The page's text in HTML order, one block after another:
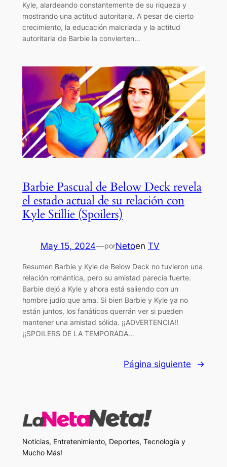
Kyle, alardeando constantemente de su riqueza y
mostrando una actitud autoritaria. A pesar de cierto
crecimiento, la educación malcriada y la actitud
autoritaria de Barbie la convierten…
Barbie Pascual de Below Deck revela
el estado actual de su relación con
Kyle Stillie (Spoilers)
May 15, 2024—porNetoen TV
Resumen Barbie y Kyle de Below Deck no tuvieron una
relación romántica, pero su amistad parecía fuerte.
Barbie dejó a Kyle y ahora está saliendo con un
hombre judío que ama. Si bien Barbie y Kyle ya no
están juntos, los fanáticos querrán ver si pueden
mantener una amistad sólida. ¡¡ADVERTENCIA!!
¡¡SPOILERS DE LA TEMPORADA…
Página siguiente →
Noticias, Entretenimiento, Deportes, Tecnología y
Mucho Más!